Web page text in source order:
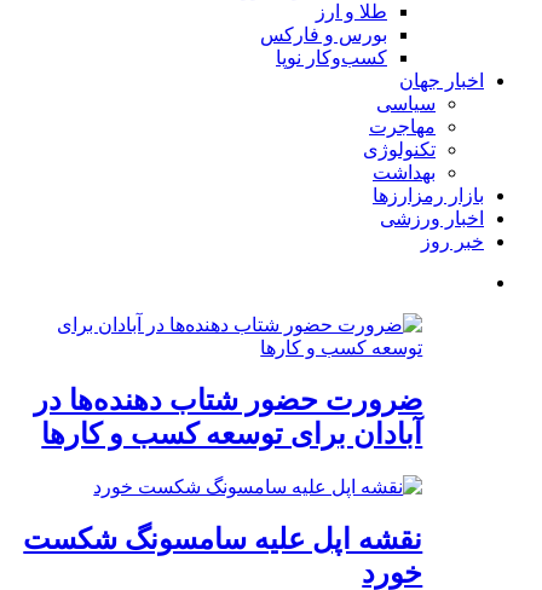
طلا و ارز
بورس و فارکس
کسب‌وکار نوپا
اخبار جهان
سیاسی
مهاجرت
تکنولوژی
بهداشت
بازار رمزارزها
اخبار ورزشی
خبر روز
ضرورت حضور شتاب ‌دهنده‌ها در
آبادان برای توسعه کسب‌ و کارها
نقشه اپل علیه سامسونگ شکست
خورد